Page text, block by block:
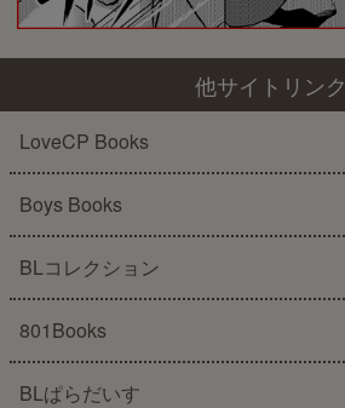
他サイトリンク
LoveCP Books
Boys Books
BLコレクション
801Books
BLぱらだいす